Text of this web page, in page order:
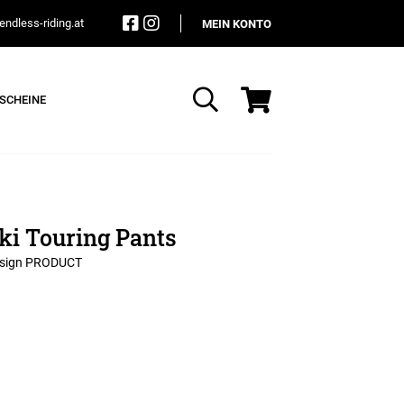
riding.at MEIN KONTO
Suche
Touring Pants
PRODUCT